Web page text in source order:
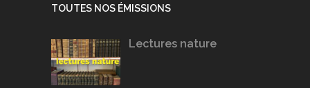
TOUTES NOS ÉMISSIONS
Lectures nature